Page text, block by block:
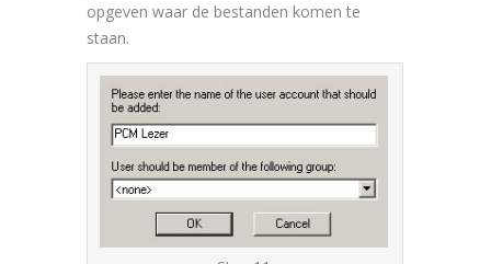
opgeven waar de bestanden komen te
staan.